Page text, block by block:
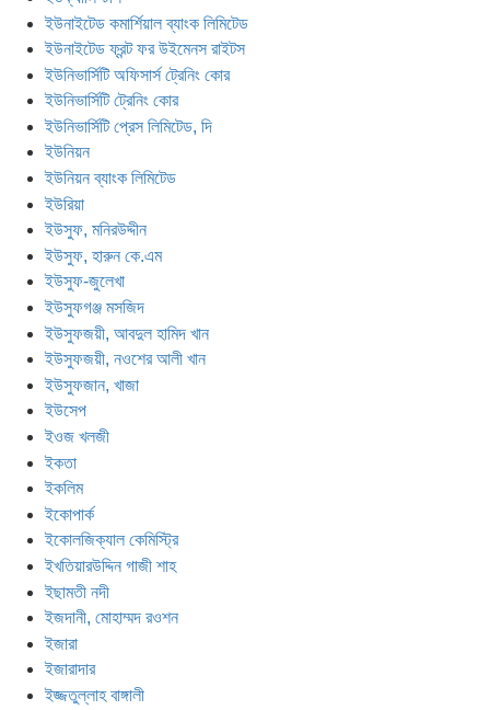
ইউনাইটেড কমার্শিয়াল ব্যাংক লিমিটেড
ইউনাইটেড ফ্রন্ট ফর উইমেনস রাইটস
ইউনিভার্সিটি অফিসার্স ট্রেনিং কোর
ইউনিভার্সিটি ট্রেনিং কোর
ইউনিভার্সিটি প্রেস লিমিটেড, দি
ইউনিয়ন
ইউনিয়ন ব্যাংক লিমিটেড
ইউরিয়া
ইউসুফ, মনিরউদ্দীন
ইউসুফ, হারুন কে.এম
ইউসুফ-জুলেখা
ইউসুফগঞ্জ মসজিদ
ইউসুফজয়ী, আবদুল হামিদ খান
ইউসুফজয়ী, নওশের আলী খান
ইউসুফজান, খাজা
ইউসেপ
ইওজ খলজী
ইকতা
ইকলিম
ইকোপার্ক
ইকোলজিক্যাল কেমিস্ট্রি
ইখতিয়ারউদ্দিন গাজী শাহ
ইছামতী নদী
ইজদানী, মোহাম্মদ রওশন
ইজারা
ইজারাদার
ইজ্জতুল্লাহ বাঙ্গালী